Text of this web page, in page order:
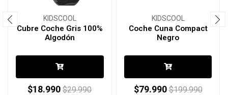
KIDSCOOL
Cubre Coche Gris 100%
Algodón
$18.990 $29.990
KIDSCOOL
Coche Cuna Compact
Negro
$79.990 $199.990